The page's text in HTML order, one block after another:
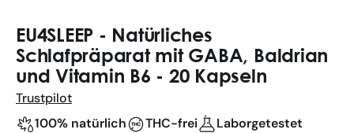
Schlafen
Sie
besser
Produktinformationen
springen
EU4SLEEP - Natürliches
Schlafpräparat mit GABA, Baldrian
und Vitamin B6 - 20 Kapseln
Trustpilot
100% natürlich
THC-frei Laborgetestet